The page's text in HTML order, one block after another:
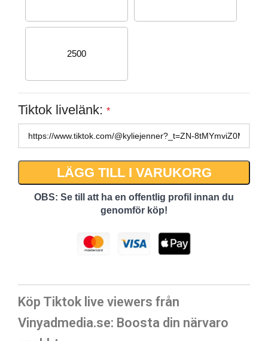
2500
Tiktok livelänk: *
LÄGG TILL I VARUKORG
OBS: Se till att ha en offentlig profil innan du
genomför köp!
Köp Tiktok live viewers från
Vinyadmedia.se: Boosta din närvaro